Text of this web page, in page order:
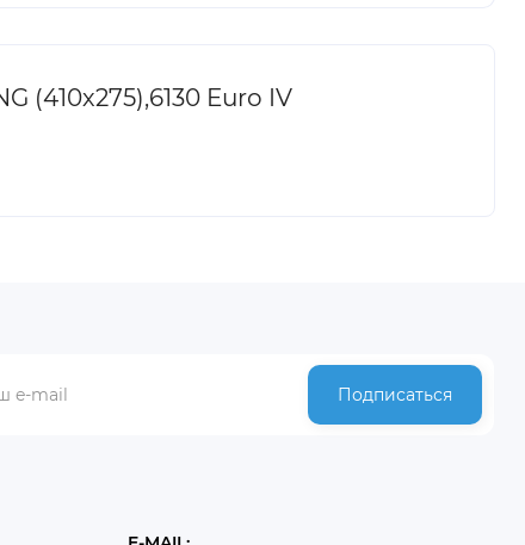
(410х275),6130 Euro IV
Подписаться